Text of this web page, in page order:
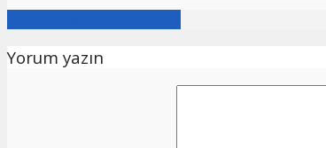
Yorum yazın